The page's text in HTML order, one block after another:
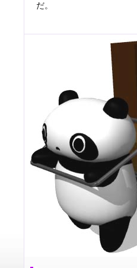
だ。